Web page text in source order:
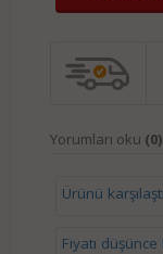
Yorumları oku (0)
Ürünü
Fiyatı